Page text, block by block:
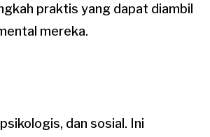
praktis yang dapat diambil
mereka.
dan sosial. Ini